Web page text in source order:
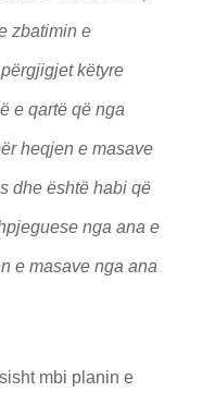
zbatimin e
këtyre
e qartë që nga
heqjen e masave
dhe është habi që
nga ana e
e masave nga ana
mbi planin e